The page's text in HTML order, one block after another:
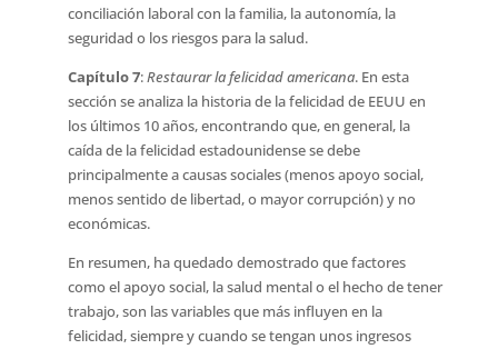
conciliación laboral con la familia, la autonomía, la
seguridad o los riesgos para la salud.
Capítulo 7:Restaurar la felicidad americana. En esta
sección se analiza la historia de la felicidad de EEUU en
los últimos 10 años, encontrando que, en general, la
caída de la felicidad estadounidense se debe
principalmente a causas sociales (menos apoyo social,
menos sentido de libertad, o mayor corrupción) y no
económicas.
En resumen, ha quedado demostrado que factores
como el apoyo social, la salud mental o el hecho de tener
trabajo, son las variables que más influyen en la
felicidad, siempre y cuando se tengan unos ingresos